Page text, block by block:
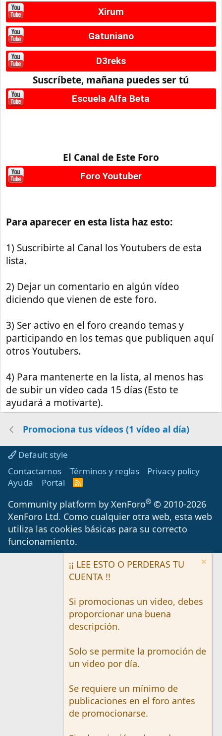
Xirum
Gatuniano
D3reks
Suscríbete, mañana puedes ser tú
Escuela Alfa Beta
El Canal de Este Foro
Foro Youtuber
Para aparecer en esta lista haz esto:
1) Suscribirte al Canal los Youtubers de esta
lista.
2) Dejar un comentario en algún vídeo
diciendo que vienen de este foro.
3) Ser activo en el foro creando temas y
participando en los temas que publiquen aquí
otros Youtubers.
4) Para mantenerte en la lista, al menos has
de subir un vídeo cada 15 días (Esto te
ayudará a motivarte).
Promociona tus vídeos (1 vídeo al día)
Default style
Contactarnos
Términos y reglas
Privacy policy
Ayuda
Portal
R
S
Community platform by XenForo® © 2010-2026
XenForo Ltd. Como cualquier otra web, esta web
utiliza las cookies básicas para su correcto
funcionamiento.
¡¡ LEE ESTO O PERDERAS TU
CUENTA !!
Si promocionas un video, debes
proporcionar una buena
descripción.
Solo se permite la promoción de
un video por día.
Se requiere un mínimo de
publicaciones en el foro antes
de promocionarse.